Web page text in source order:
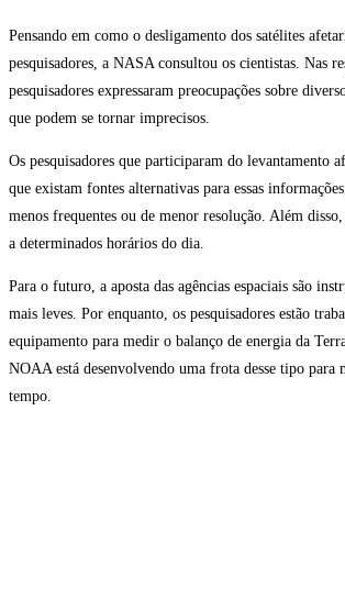
Pensando em como o desligamento dos satélites
pesquisadores, a NASA consultou os cientistas. Nas
pesquisadores expressaram preocupações sobre
que podem se tornar imprecisos.
Os pesquisadores que participaram do levantamento
que existam fontes alternativas para essas
menos frequentes ou de menor resolução. Além
a determinados horários do dia.
Para o futuro, a aposta das agências espaciais são
mais leves. Por enquanto, os pesquisadores estão
equipamento para medir o balanço de energia da
NOAA está desenvolvendo uma frota desse tipo
tempo.